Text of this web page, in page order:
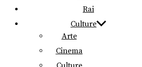
Rai
Culture
Arte
Cinema